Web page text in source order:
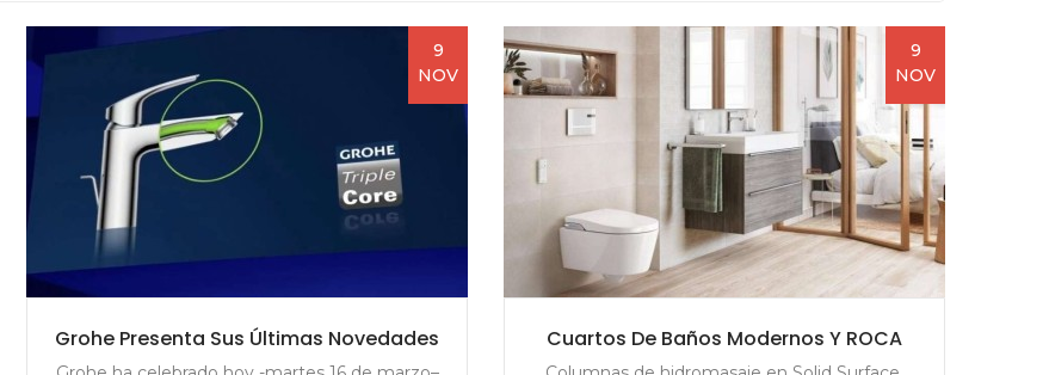
9
NOV
Grohe Presenta Sus Últimas Novedades
9
NOV
Cuartos De Baños Modernos Y ROCA